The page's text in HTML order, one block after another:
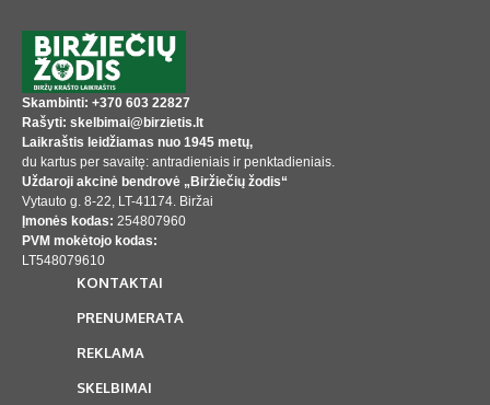
Skambinti: +370 603 22827
Rašyti: skelbimai@birzietis.lt
Laikraštis leidžiamas nuo 1945 metų,
du kartus per savaitę: antradieniais ir penktadieniais.
Uždaroji akcinė bendrovė „Biržiečių žodis“
Vytauto g. 8-22, LT-41174. Biržai
Įmonės kodas: 254807960
PVM mokėtojo kodas:
LT548079610
KONTAKTAI
PRENUMERATA
REKLAMA
SKELBIMAI